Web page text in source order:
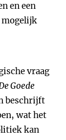
en een
mogelijk
vraag
Goede
beschrijft
wat het
kan